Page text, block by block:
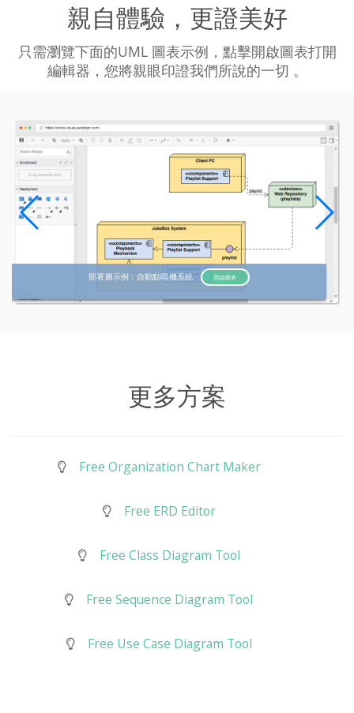
親自體驗，更證美好
只需瀏覽下面的UML 圖表示例，點擊開啟圖表打開
編輯器，您將親眼印證我們所說的一切 。
部署圖示例：自動點唱機系統 開啟圖表
更多方案
Free Organization Chart Maker
Free ERD Editor
Free Class Diagram Tool
Free Sequence Diagram Tool
Free Use Case Diagram Tool